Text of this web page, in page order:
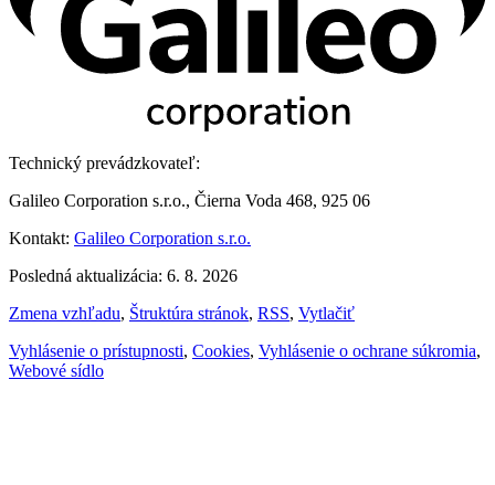
Technický prevádzkovateľ:
Galileo Corporation s.r.o., Čierna Voda 468, 925 06
Kontakt: Galileo Corporation s.r.o.
Posledná aktualizácia: 6. 8. 2026
Zmena vzhľadu, Štruktúra stránok, RSS, Vytlačiť
Vyhlásenie o prístupnosti, Cookies, Vyhlásenie o ochrane súkromia,
Webové sídlo